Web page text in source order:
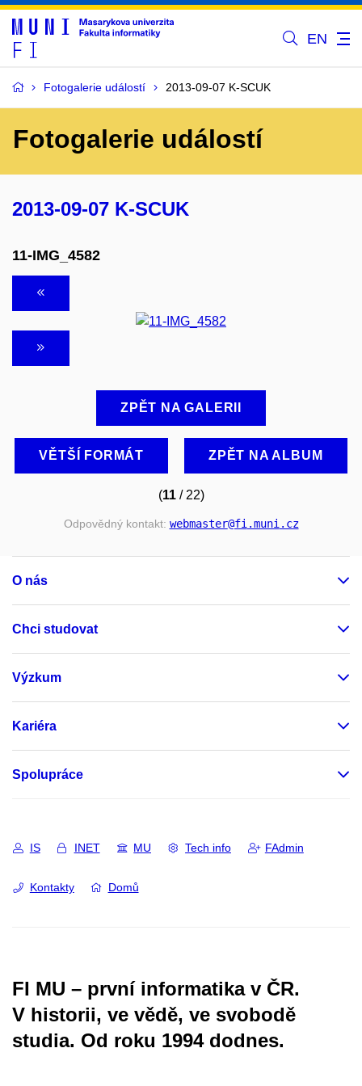
EN
Fotogalerie událostí 2013-09-07 K-SCUK
Fotogalerie událostí
2013-09-07 K-SCUK
11-IMG_4582
ZPĚT NA GALERII
VĚTŠÍ FORMÁT ZPĚT NA ALBUM
(11/ 22)
Odpovědný kontakt: webmaster@fi.muni.cz
O nás
Chci studovat
Výzkum
Kariéra
Spolupráce
IS INET MU Tech info FAdmin
Kontakty Domů
FI MU – první informatika v ČR.
V historii, ve vědě, ve svobodě
studia. Od roku 1994 dodnes.